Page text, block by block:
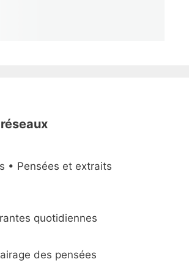
• Pensées et extraits
quotidiennes
des pensées